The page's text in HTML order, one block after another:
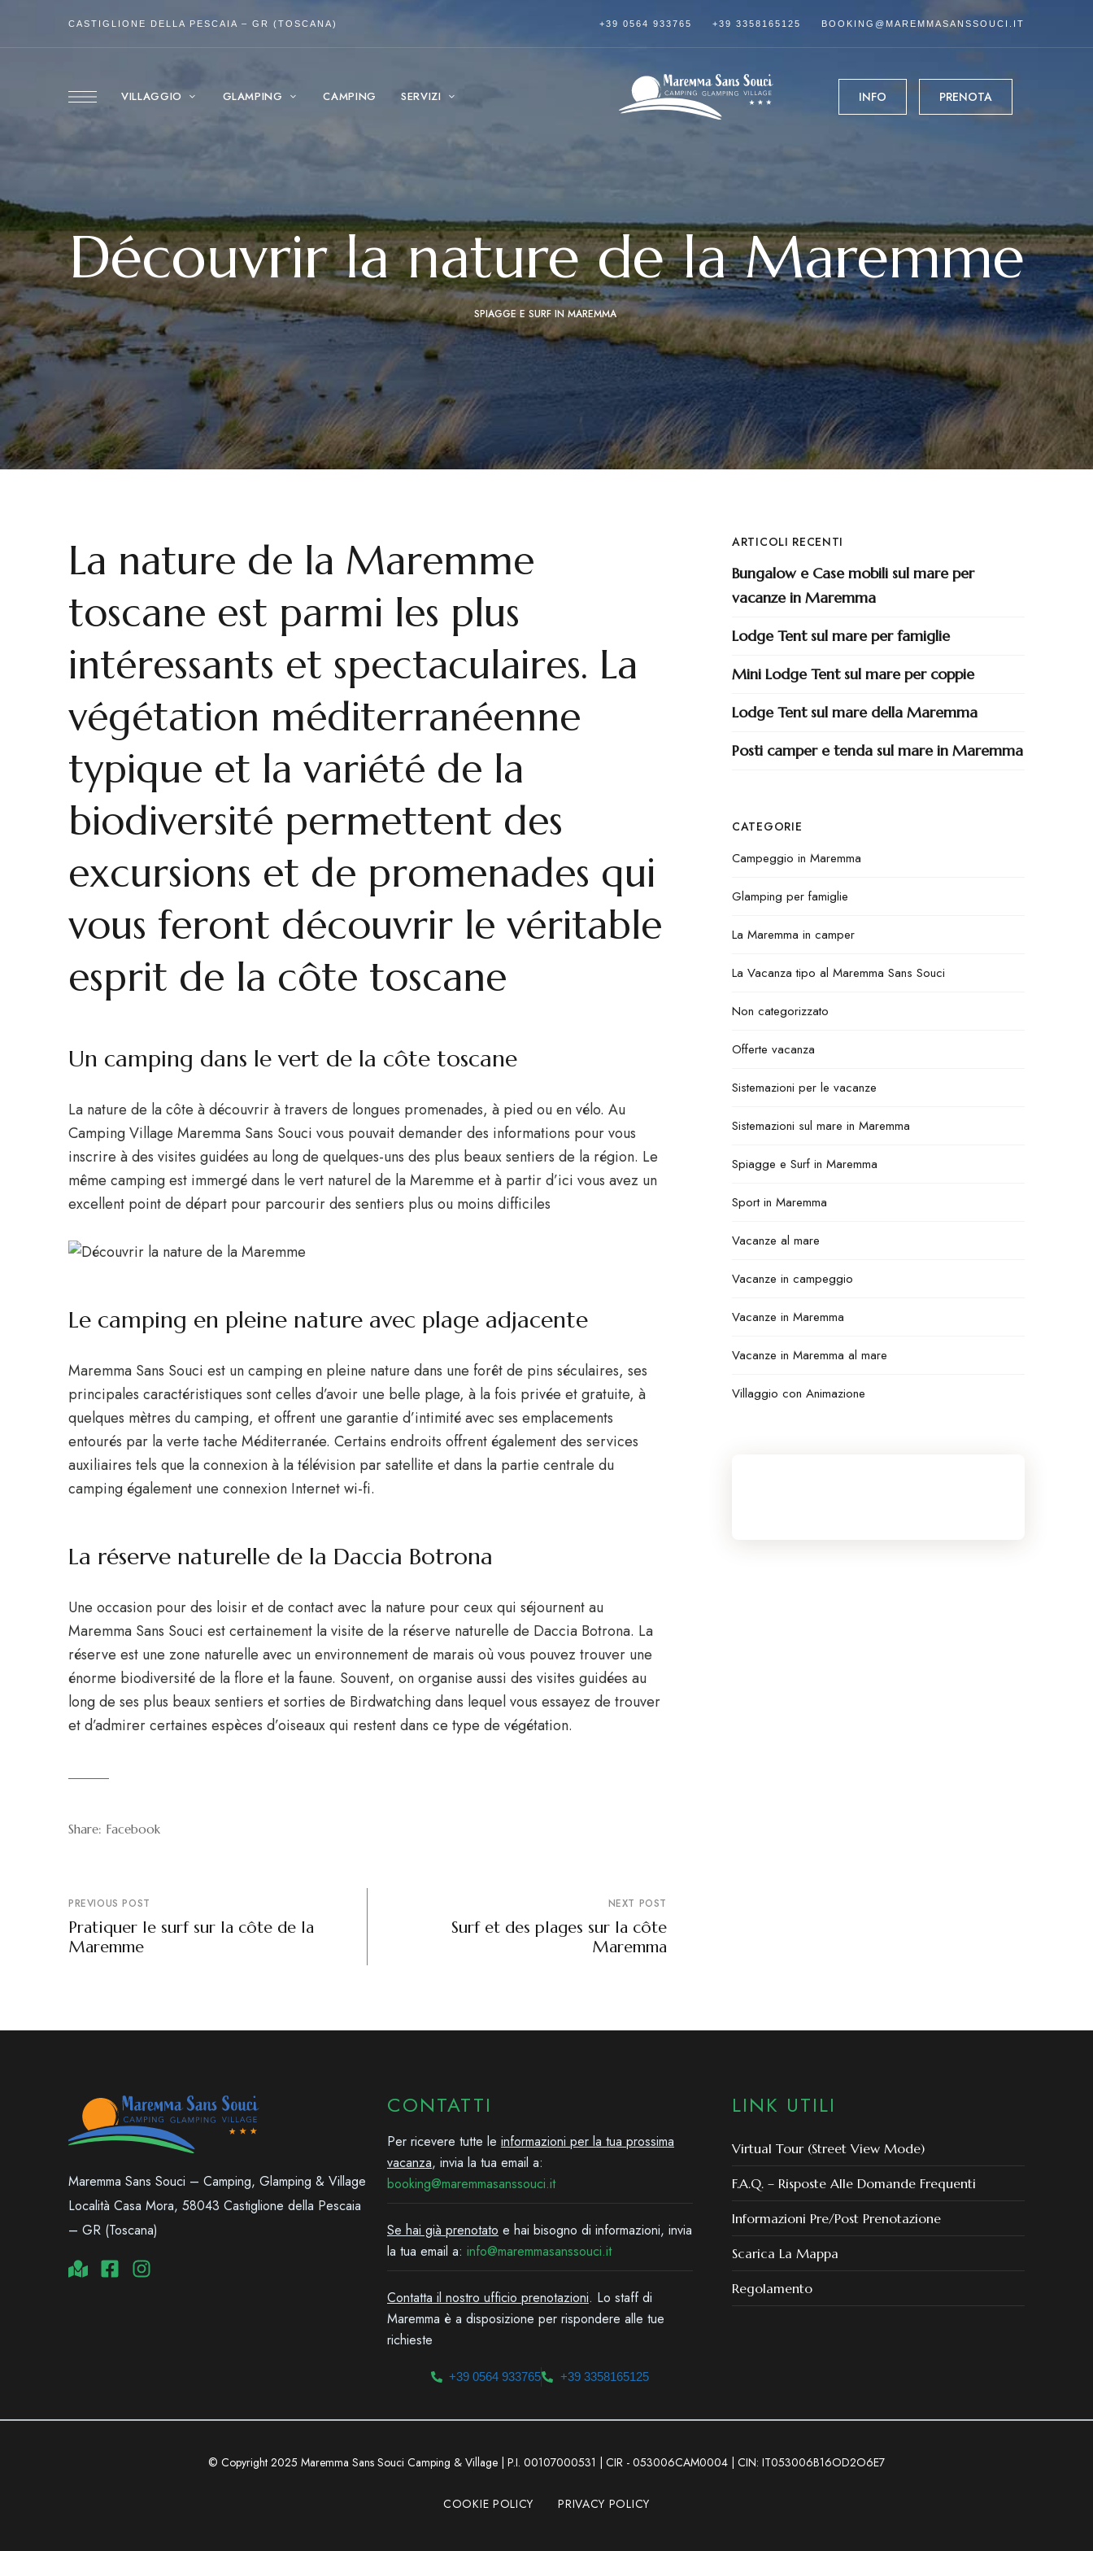
CASTIGLIONE DELLA PESCAIA – GR (TOSCANA) +39 0564 933765 +39 3358165125 BOOKING@MAREMMASANSSOUCI.IT
VILLAGGIO GLAMPING CAMPING SERVIZI INFO PRENOTA
Découvrir la nature de la Maremme
SPIAGGE E SURF IN MAREMMA
La nature de la Maremme
toscane est parmi les plus
intéressants et spectaculaires. La
végétation méditerranéenne
typique et la variété de la
biodiversité permettent des
excursions et de promenades qui
vous feront découvrir le véritable
esprit de la côte toscane
Un camping dans le vert de la côte toscane
La nature de la côte à découvrir à travers de longues promenades, à pied ou en vélo. Au
Camping Village Maremma Sans Souci vous pouvait demander des informations pour vous
inscrire à des visites guidées au long de quelques-uns des plus beaux sentiers de la région. Le
même camping est immergé dans le vert naturel de la Maremme et à partir d’ici vous avez un
excellent point de départ pour parcourir des sentiers plus ou moins difficiles
Le camping en pleine nature avec plage adjacente
Maremma Sans Souci est un camping en pleine nature dans une forêt de pins séculaires, ses
principales caractéristiques sont celles d’avoir une belle plage, à la fois privée et gratuite, à
quelques mètres du camping, et offrent une garantie d’intimité avec ses emplacements
entourés par la verte tache Méditerranée. Certains endroits offrent également des services
auxiliaires tels que la connexion à la télévision par satellite et dans la partie centrale du
camping également une connexion Internet wi-fi.
La réserve naturelle de la Daccia Botrona
Une occasion pour des loisir et de contact avec la nature pour ceux qui séjournent au
Maremma Sans Souci est certainement la visite de la réserve naturelle de Daccia Botrona. La
réserve est une zone naturelle avec un environnement de marais où vous pouvez trouver une
énorme biodiversité de la flore et la faune. Souvent, on organise aussi des visites guidées au
long de ses plus beaux sentiers et sorties de Birdwatching dans lequel vous essayez de trouver
et d’admirer certaines espèces d’oiseaux qui restent dans ce type de végétation.
Share: Facebook
PREVIOUS POST
Pratiquer le surf sur la côte de la
Maremme
NEXT POST
Surf et des plages sur la côte
Maremma
ARTICOLI RECENTI
Bungalow e Case mobili sul mare per
vacanze in Maremma
Lodge Tent sul mare per famiglie
Mini Lodge Tent sul mare per coppie
Lodge Tent sul mare della Maremma
Posti camper e tenda sul mare in Maremma
CATEGORIE
Campeggio in Maremma
Glamping per famiglie
La Maremma in camper
La Vacanza tipo al Maremma Sans Souci
Non categorizzato
Offerte vacanza
Sistemazioni per le vacanze
Sistemazioni sul mare in Maremma
Spiagge e Surf in Maremma
Sport in Maremma
Vacanze al mare
Vacanze in campeggio
Vacanze in Maremma
Vacanze in Maremma al mare
Villaggio con Animazione
Maremma Sans Souci – Camping, Glamping & Village
Località Casa Mora, 58043 Castiglione della Pescaia
– GR (Toscana)
CONTATTI
Per ricevere tutte le informazioni per la tua prossima
vacanza, invia la tua email a:
booking@maremmasanssouci.it
Se hai già prenotato e hai bisogno di informazioni, invia
la tua email a: info@maremmasanssouci.it
Contatta il nostro ufficio prenotazioni. Lo staff di
Maremma è a disposizione per rispondere alle tue
richieste
+39 0564 933765 +39 3358165125
LINK UTILI
Virtual Tour (Street View Mode)
F.A.Q. – Risposte Alle Domande Frequenti
Informazioni Pre/post Prenotazione
Scarica La Mappa
Regolamento
© Copyright 2025 Maremma Sans Souci Camping & Village | P.I. 00107000531 | CIR - 053006CAM0004 | CIN: IT053006B16OD2O6E7
COOKIE POLICY PRIVACY POLICY